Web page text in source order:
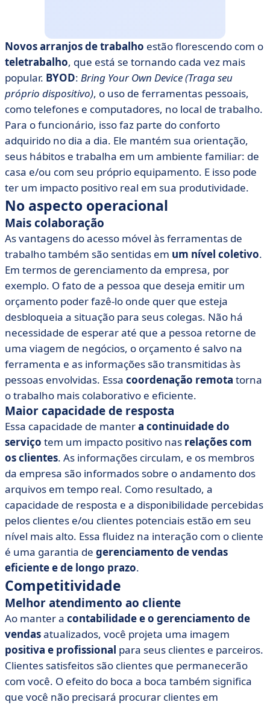
Novos arranjos de trabalho estão florescendo com o
teletrabalho, que está se tornando cada vez mais
popular. BYOD: Bring Your Own Device (Traga seu
próprio dispositivo), o uso de ferramentas pessoais,
como telefones e computadores, no local de trabalho.
Para o funcionário, isso faz parte do conforto
adquirido no dia a dia. Ele mantém sua orientação,
seus hábitos e trabalha em um ambiente familiar: de
casa e/ou com seu próprio equipamento. E isso pode
ter um impacto positivo real em sua produtividade.
No aspecto operacional
Mais colaboração
As vantagens do acesso móvel às ferramentas de
trabalho também são sentidas em um nível coletivo.
Em termos de gerenciamento da empresa, por
exemplo. O fato de a pessoa que deseja emitir um
orçamento poder fazê-lo onde quer que esteja
desbloqueia a situação para seus colegas. Não há
necessidade de esperar até que a pessoa retorne de
uma viagem de negócios, o orçamento é salvo na
ferramenta e as informações são transmitidas às
pessoas envolvidas. Essa coordenação remota torna
o trabalho mais colaborativo e eficiente.
Maior capacidade de resposta
Essa capacidade de mantera continuidade do
serviço tem um impacto positivo nas relações com
os clientes. As informações circulam, e os membros
da empresa são informados sobre o andamento dos
arquivos em tempo real. Como resultado, a
capacidade de resposta e a disponibilidade percebidas
pelos clientes e/ou clientes potenciais estão em seu
nível mais alto. Essa fluidez na interação com o cliente
é uma garantia de gerenciamento de vendas
eficiente e de longo prazo.
Competitividade
Melhor atendimento ao cliente
Ao manter a contabilidade e o gerenciamento de
vendasatualizados, você projeta uma imagem
positiva e profissional para seus clientes e parceiros.
Clientes satisfeitos são clientes que permanecerão
com você. O efeito do boca a boca também significa
que você não precisará procurar clientes em